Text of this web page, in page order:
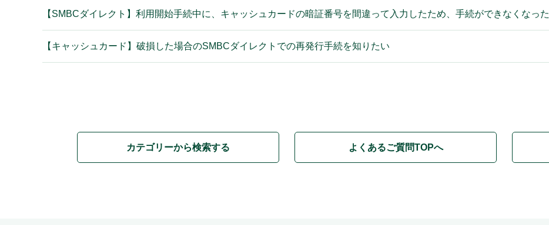
【SMBCダイレクト】利用開始手続中に、キャッシュカードの暗証番号を間違って入力したため、手続ができなくなった
【キャッシュカード】破損した場合のSMBCダイレクトでの再発行手続を知りたい
カテゴリーから検索する よくあるご質問TOPへ